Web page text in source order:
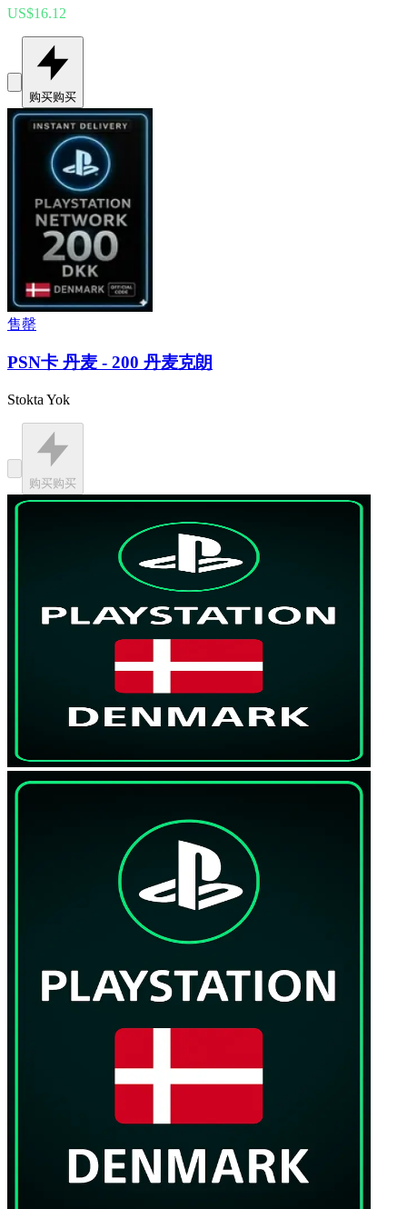
US$16.12
购买购买
售罄
PSN卡 丹麦 - 200 丹麦克朗
Stokta Yok
购买购买